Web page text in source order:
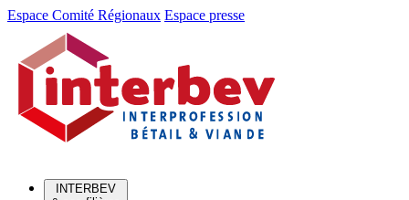
Aller
Aller
contenu
Espace Comité Régionaux Espace presse
INTERBEV